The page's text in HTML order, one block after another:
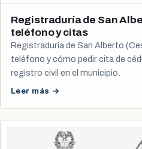
Registraduría de San
teléfono y citas
Registraduría de San Alberto
teléfono y cómo pedir cita de
registro civil en el municipio.
Leer más →